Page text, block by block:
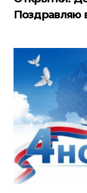
Поздравляю